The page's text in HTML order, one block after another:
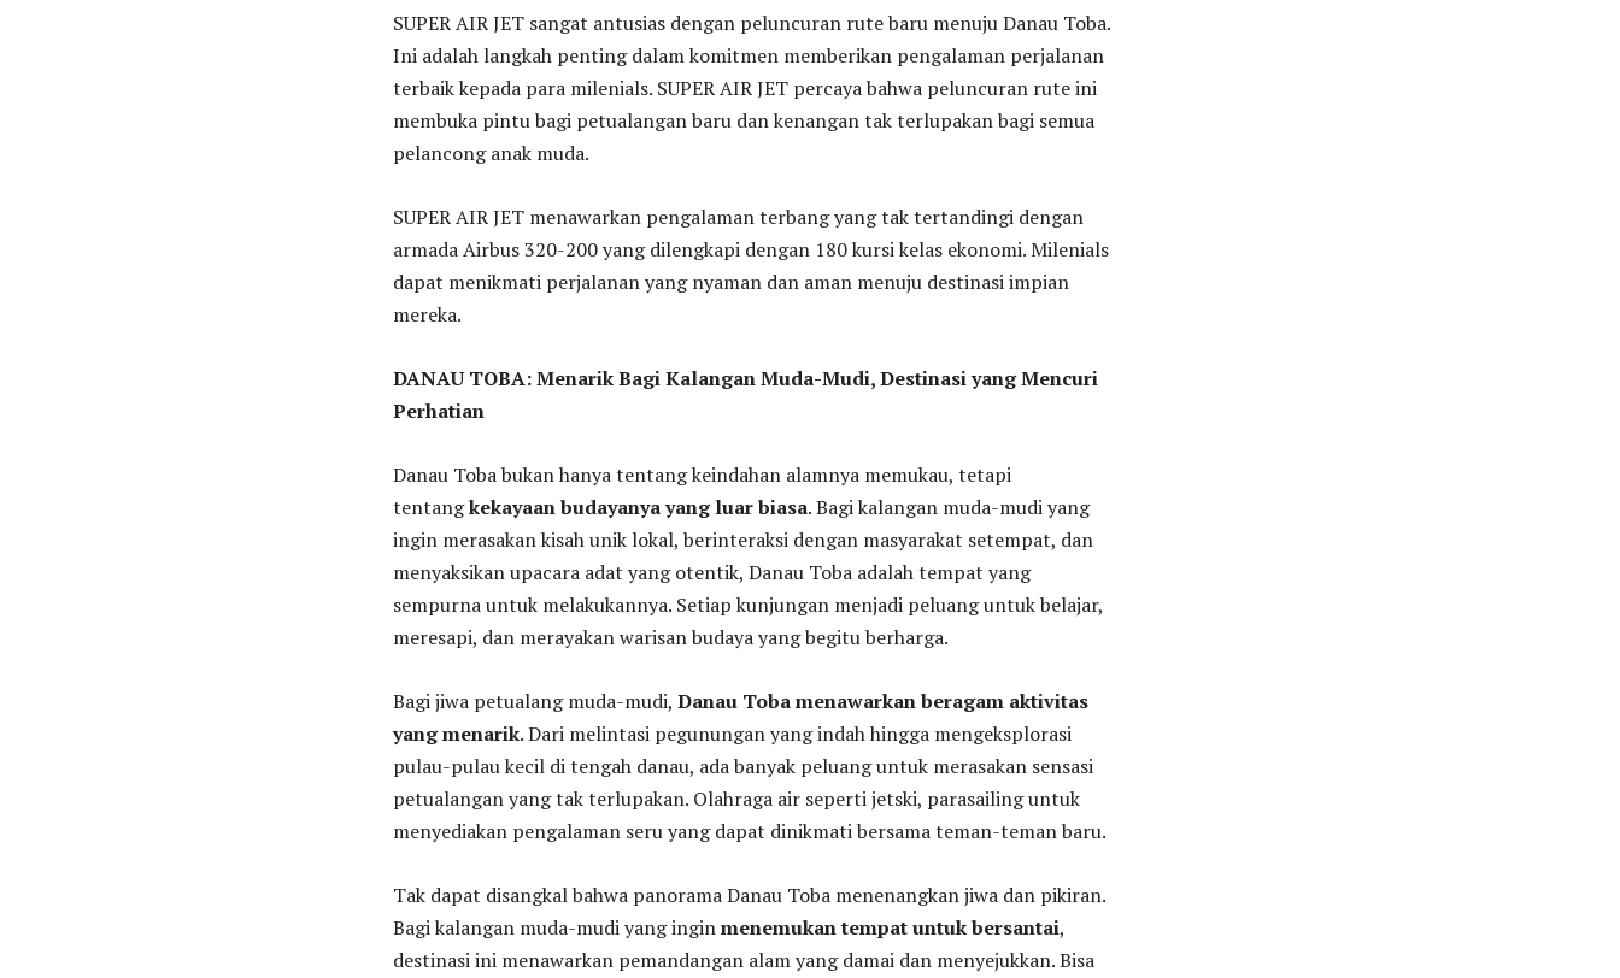
SUPER AIR JET sangat antusias dengan peluncuran rute baru menuju Danau Toba.
Ini adalah langkah penting dalam komitmen memberikan pengalaman perjalanan
terbaik kepada para milenials. SUPER AIR JET percaya bahwa peluncuran rute ini
membuka pintu bagi petualangan baru dan kenangan tak terlupakan bagi semua
pelancong anak muda.
SUPER AIR JET menawarkan pengalaman terbang yang tak tertandingi dengan
armada Airbus 320-200 yang dilengkapi dengan 180 kursi kelas ekonomi. Milenials
dapat menikmati perjalanan yang nyaman dan aman menuju destinasi impian
mereka.
DANAU TOBA: Menarik Bagi Kalangan Muda-Mudi, Destinasi yang Mencuri
Perhatian
Danau Toba bukan hanya tentang keindahan alamnya memukau, tetapi
tentangkekayaan budayanya yang luar biasa. Bagi kalangan muda-mudi yang
ingin merasakan kisah unik lokal, berinteraksi dengan masyarakat setempat, dan
menyaksikan upacara adat yang otentik, Danau Toba adalah tempat yang
sempurna untuk melakukannya. Setiap kunjungan menjadi peluang untuk belajar,
meresapi, dan merayakan warisan budaya yang begitu berharga.
Bagi jiwa petualang muda-mudi, Danau Toba menawarkan beragam aktivitas
yang menarik. Dari melintasi pegunungan yang indah hingga mengeksplorasi
pulau-pulau kecil di tengah danau, ada banyak peluang untuk merasakan sensasi
petualangan yang tak terlupakan. Olahraga air seperti jetski, parasailing untuk
menyediakan pengalaman seru yang dapat dinikmati bersama teman-teman baru.
Tak dapat disangkal bahwa panorama Danau Toba menenangkan jiwa dan pikiran.
Bagi kalangan muda-mudi yang inginmenemukan tempat untuk bersantai,
destinasi ini menawarkan pemandangan alam yang damai dan menyejukkan. Bisa